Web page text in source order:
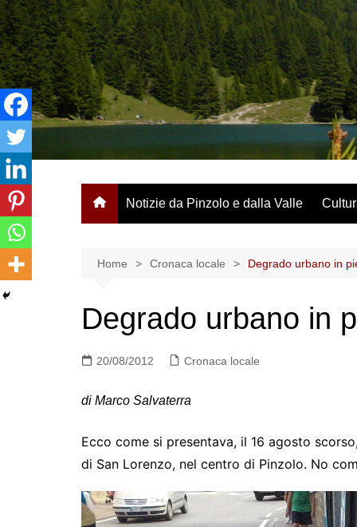
Salta
al
contenuto
Notizie da Pinzolo e dalla Valle
Home Cronaca locale Degrado urbano in
Degrado urbano in
20/08/2012 Cronaca locale
di Marco Salvaterra
Ecco come si presentava, il 16 agosto
di San Lorenzo, nel centro di Pinzolo. No